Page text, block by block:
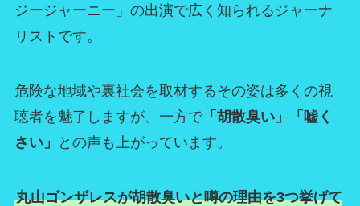
ジージャーニー」の出演で広く知られるジャーナ
リストです。
危険な地域や裏社会を取材するその姿は多くの視
聴者を魅了しますが、一方で「胡散臭い」「嘘く
さい」
との声も上がっています。
丸山ゴンザレスが胡散臭いと噂の理由を3つ挙げて